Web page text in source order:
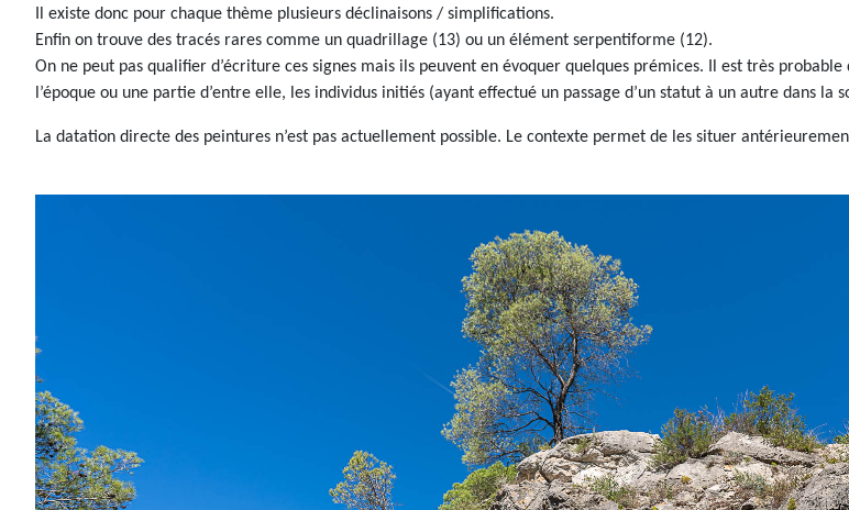
Il existe donc pour chaque thème plusieurs déclinaisons / simplifications.
Enfin on trouve des tracés rares comme un quadrillage (13) ou un élément serpentiforme (12).
On ne peut pas qualifier d’écriture ces signes mais ils peuvent en évoquer quelques prémices. Il est très
l’époque ou une partie d’entre elle, les individus initiés (ayant effectué un passage d’un statut à un autre dans la
La datation directe des peintures n’est pas actuellement possible. Le contexte permet de les situer